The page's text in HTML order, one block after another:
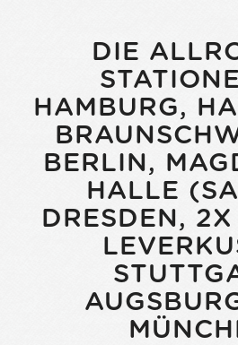
DIE
HAMBURG,
BERLIN,
HALLE
DRESDEN,